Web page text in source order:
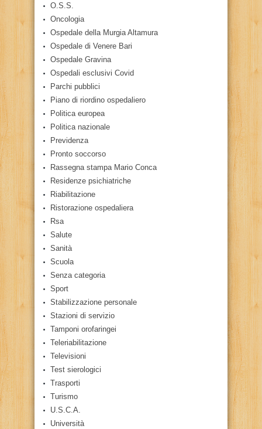
O.S.S.
Oncologia
Ospedale della Murgia Altamura
Ospedale di Venere Bari
Ospedale Gravina
Ospedali esclusivi Covid
Parchi pubblici
Piano di riordino ospedaliero
Politica europea
Politica nazionale
Previdenza
Pronto soccorso
Rassegna stampa Mario Conca
Residenze psichiatriche
Riabilitazione
Ristorazione ospedaliera
Rsa
Salute
Sanità
Scuola
Senza categoria
Sport
Stabilizzazione personale
Stazioni di servizio
Tamponi orofaringei
Teleriabilitazione
Televisioni
Test sierologici
Trasporti
Turismo
U.S.C.A.
Università